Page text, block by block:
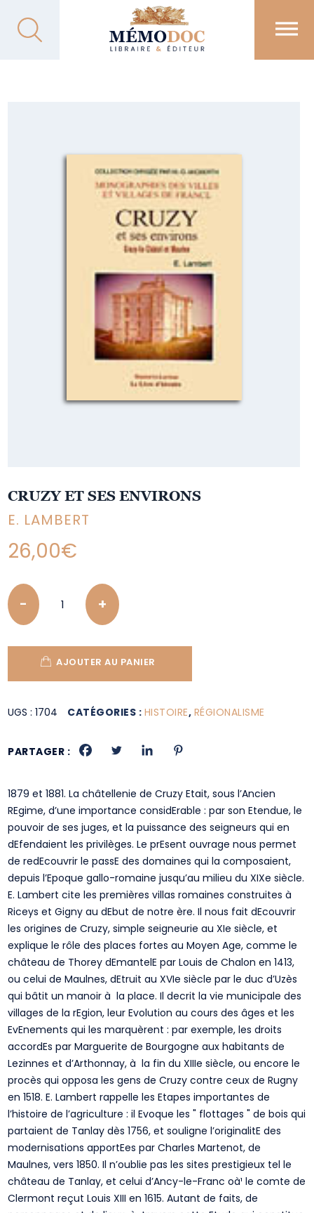
CRUZY ET SES ENVIRONS
E. LAMBERT
26,00€
Quantity
AJOUTER AU PANIER
UGS :1704 CATÉGORIES : HISTOIRE, RÉGIONALISME
PARTAGER :
1879 et 1881. La châtellenie de Cruzy Etait, sous l’Ancien
REgime, d’une importance considErable : par son Etendue, le
pouvoir de ses juges, et la puissance des seigneurs qui en
dEfendaient les privilèges. Le prEsent ouvrage nous permet
de redEcouvrir le passE des domaines qui la composaient,
depuis l’Epoque gallo-romaine jusqu’au milieu du XIXe siècle.
E. Lambert cite les premières villas romaines construites à
Riceys et Gigny au dEbut de notre ère. Il nous fait dEcouvrir
les origines de Cruzy, simple seigneurie au XIe siècle, et
explique le rôle des places fortes au Moyen Age, comme le
château de Thorey dEmantelE par Louis de Chalon en 1413,
ou celui de Maulnes, dEtruit au XVIe siècle par le duc d’Uzès
qui bâtit un manoir à la place. Il decrit la vie municipale des
villages de la rEgion, leur Evolution au cours des âges et les
EvEnements qui les marquèrent : par exemple, les droits
accordEs par Marguerite de Bourgogne aux habitants de
Lezinnes et d’Arthonnay, à la fin du XIIIe siècle, ou encore le
procès qui opposa les gens de Cruzy contre ceux de Rugny
en 1518. E. Lambert rappelle les Etapes importantes de
l’histoire de l’agriculture : il Evoque les " flottages " de bois qui
partaient de Tanlay dès 1756, et souligne l’originalitE des
modernisations apportEes par Charles Martenot, de
Maulnes, vers 1850. Il n’oublie pas les sites prestigieux tel le
château de Tanlay, et celui d’Ancy-le-Franc oà¹ le comte de
Clermont reçut Louis XIII en 1615. Autant de faits, de